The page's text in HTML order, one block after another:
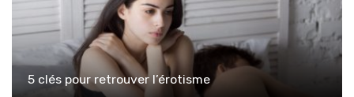
5 clés pour retrouver l’érotisme